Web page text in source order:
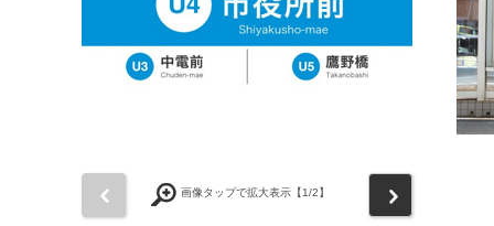
画像タップで拡大表示【1/2】